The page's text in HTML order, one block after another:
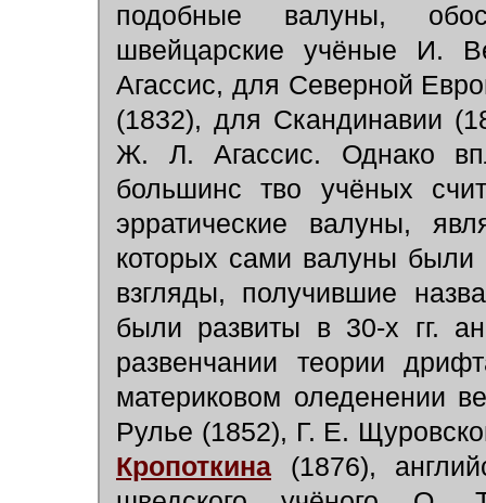
подобные валуны,
швейцарские учёные
Агассис, для Северной
(1832), для Скандинавии
Ж. Л. Агассис. Однако
большинс тво учёных
эрратические валуны,
которых сами валуны были
взгляды, получившие
были развиты в 30-х гг.
развенчании теории
материковом оледенении
Рулье (1852), Г. Е.
Кропоткина
(1876),